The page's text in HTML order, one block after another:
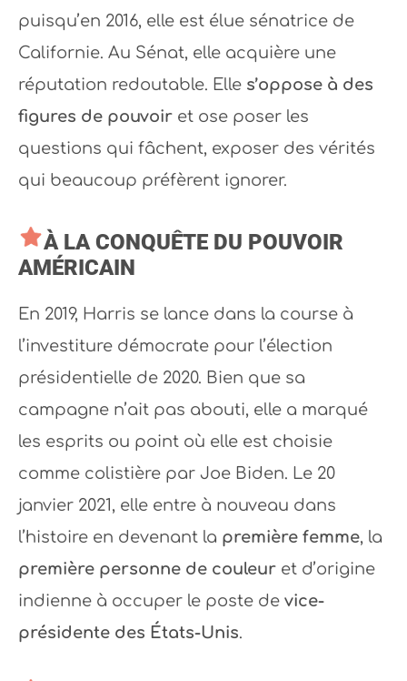
puisqu’en 2016, elle est élue sénatrice de
Californie. Au Sénat, elle acquière une
réputation redoutable. Elle s’oppose à des
figures de pouvoir et ose poser les
questions qui fâchent, exposer des vérités
qui beaucoup préfèrent ignorer.
À LA CONQUÊTE DU POUVOIR
AMÉRICAIN
En 2019, Harris se lance dans la course à
l’investiture démocrate pour l’élection
présidentielle de 2020. Bien que sa
campagne n’ait pas abouti, elle a marqué
les esprits ou point où elle est choisie
comme colistière par Joe Biden. Le 20
janvier 2021, elle entre à nouveau dans
l’histoire en devenant la première femme, la
première personne de couleur et d’origine
indienne à occuper le poste de vice-
présidente des États-Unis.